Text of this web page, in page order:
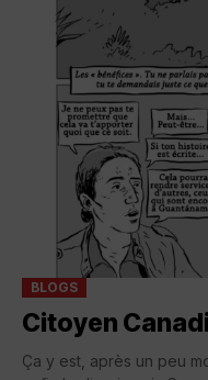
BLOGS
Citoyen
Ça y est, après un peu